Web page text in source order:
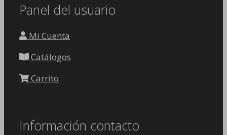
Panel del usuario
Mi Cuenta
Catálogos
Carrito
Información contacto